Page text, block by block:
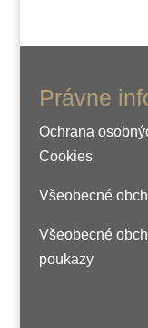
Právne
Ochrana
Cookies
Všeobecné
Všeobecné
poukazy